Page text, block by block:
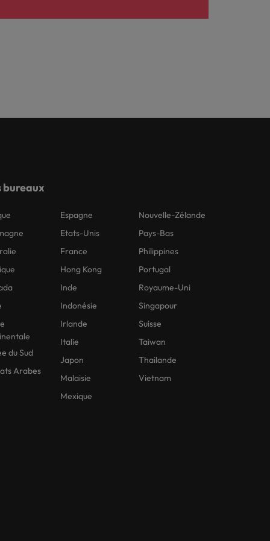
bureaux
du Sud
Arabes
Espagne
Etats-Unis
France
Hong Kong
Inde
Indonésie
Irlande
Italie
Japon
Malaisie
Mexique
Nouvelle-Zélande
Pays-Bas
Philippines
Portugal
Royaume-Uni
Singapour
Suisse
Taiwan
Thailande
Vietnam